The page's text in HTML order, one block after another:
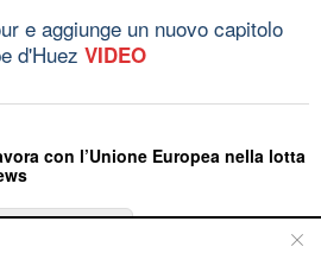
e aggiunge un nuovo capitolo
d'Huez VIDEO
con l’Unione Europea nella lotta